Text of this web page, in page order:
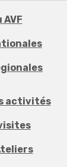
AVF
activités